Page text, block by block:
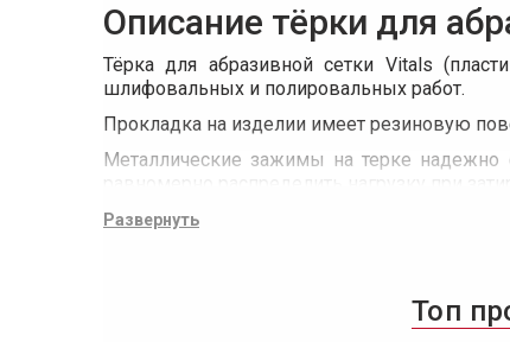
Описание тёрки для
Тёрка для абразивной сетки Vitals
шлифовальных и полировальных работ.
Прокладка на изделии имеет резиновую
Металлические зажимы на терке надежно
Прочная конструкция изделия имеет
Развернуть
Топ